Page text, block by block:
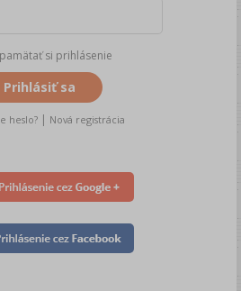
si prihlásenie
Prihlásiť sa
heslo? | Nová registrácia